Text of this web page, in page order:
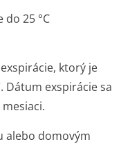
25 °C
ktorý je
Dátum exspirácie sa
alebo domovým